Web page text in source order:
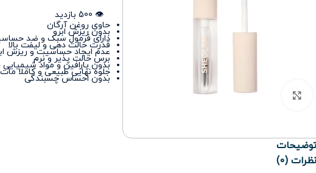
برای بزرگنمایی کلیک کنید
👁️ 500 بازدید
حاوی روغن آرگان
بدون ریزش ابرو
دارای فرمول سبک و ضد
قدرت حالت دهی و لیفت بالا
عدم ایجاد حساسیت و ریزش
برس حالت پذیر و نرم
بدون پارافین و مواد
جلوه نهایی طبیعی و کاملا مات
بدون احساس چسبندگی
توضیحات
نظرات (0)